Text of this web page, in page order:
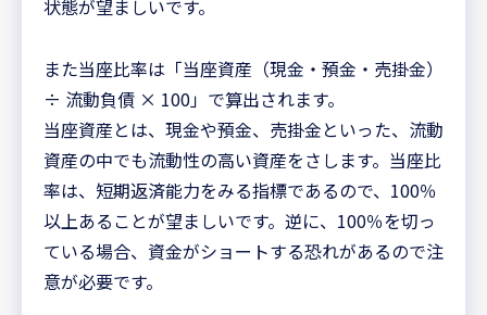
状態が望ましいです。
また当座比率は「当座資産（現金・預金・売掛金）
÷ 流動負債 × 100」で算出されます。
当座資産とは、現金や預金、売掛金といった、流動
資産の中でも流動性の高い資産をさします。当座比
率は、短期返済能力をみる指標であるので、100％
以上あることが望ましいです。逆に、100％を切っ
ている場合、資金がショートする恐れがあるので注
意が必要です。